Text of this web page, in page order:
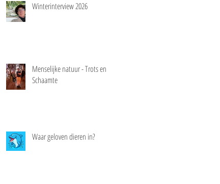
Winterinterview 2026
Menselijke natuur - Trots en
Schaamte
Waar geloven dieren in?